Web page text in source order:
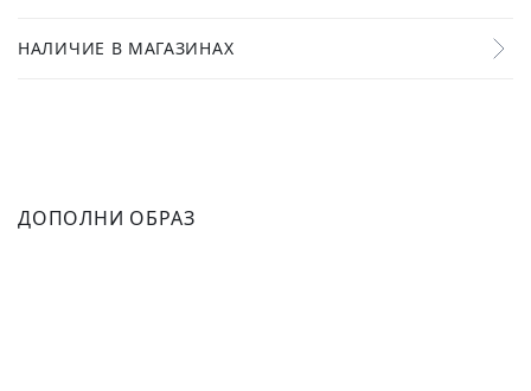
НАЛИЧИЕ В МАГАЗИНАХ
ДОПОЛНИ ОБРАЗ